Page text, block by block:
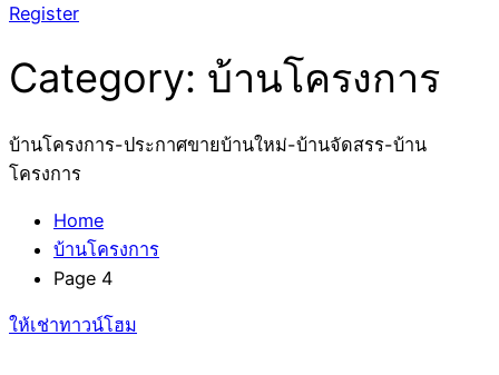
Register
Category: บ้านโครงการ
บ้านโครงการ-ประกาศขายบ้านใหม่-บ้านจัดสรร-บ้าน
โครงการ
Home
บ้านโครงการ
Page 4
ให้เช่าทาวน์โฮม